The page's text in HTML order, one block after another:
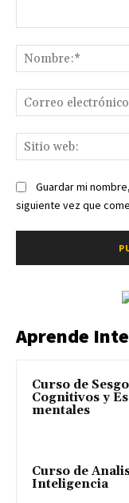
Guardar mi
siguiente vez que
Aprende
Curso de
Cognitivos y
mentales
Curso de
Inteligencia